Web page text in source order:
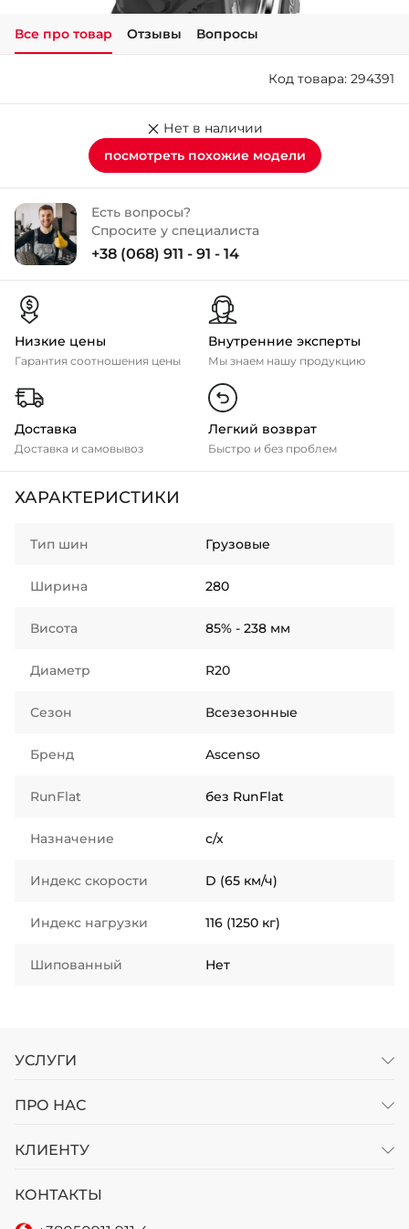
+38 (050)-911-911-2
+38 (099)-643-33-77
+38 (068)-923-74-19
- Калиновая
Все про товар Отзывы Вопросы
Код товара: 294391
Нет в наличии
посмотреть похожие модели
Есть вопросы?
Спросите у специалиста
+38 (068) 911 - 91 - 14
Низкие цены
Гарантия соотношения цены
Внутренние эксперты
Мы знаем нашу продукцию
Доставка
Доставка и самовывоз
Легкий возврат
Быстро и без проблем
ХАРАКТЕРИСТИКИ
Тип шин Грузовые
Ширина 280
Висота 85% - 238 мм
Диаметр R20
Сезон Всезезонные
Бренд Ascenso
RunFlat без RunFlat
Назначение с/х
Индекс скорости D (65 км/ч)
Индекс нагрузки 116 (1250 кг)
Шипованный Нет
УСЛУГИ
ПРО НАС
КЛИЕНТУ
КОНТАКТЫ